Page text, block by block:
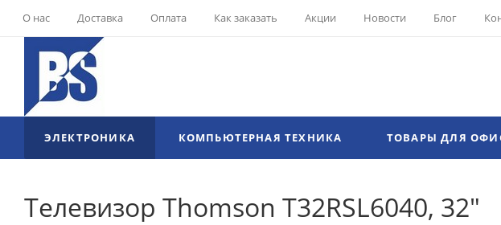
О нас Доставка Оплата Как заказать Акции Новости Блог
ЭЛЕКТРОНИКА КОМПЬЮТЕРНАЯ ТЕХНИКА ТОВАРЫ ДЛЯ
Телевизор Thomson T32RSL6040, 32"